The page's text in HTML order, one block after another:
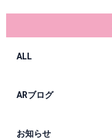
ALL
ARブログ
お知らせ